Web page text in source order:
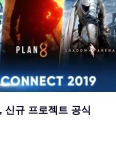
규 프로젝트 공식